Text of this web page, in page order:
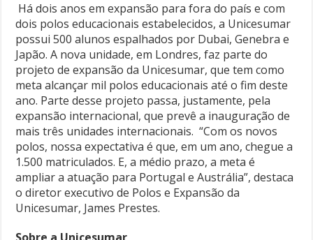
Há dois anos em expansão para fora do país e com
dois polos educacionais estabelecidos, a Unicesumar
possui 500 alunos espalhados por Dubai, Genebra e
Japão. A nova unidade, em Londres, faz parte do
projeto de expansão da Unicesumar, que tem como
meta alcançar mil polos educacionais até o fim deste
ano. Parte desse projeto passa, justamente, pela
expansão internacional, que prevê a inauguração de
mais três unidades internacionais. “Com os novos
polos, nossa expectativa é que, em um ano, chegue a
1.500 matriculados. E, a médio prazo, a meta é
ampliar a atuação para Portugal e Austrália”, destaca
o diretor executivo de Polos e Expansão da
Unicesumar, James Prestes.